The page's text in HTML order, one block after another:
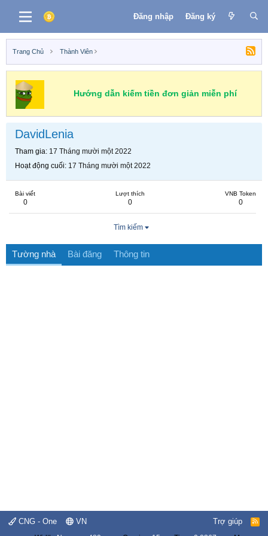
Đăng nhập Đăng ký
Trang Chủ Thành Viên
Hướng dẫn kiếm tiền đơn giản miễn phí
DavidLenia
Tham gia 17 Tháng mười một 2022
Hoạt động cuối 17 Tháng mười một 2022
Bài viết
0
Lượt thích
0
VNB Token
0
Tìm kiếm
Tường nhà Bài đăng Thông tin
CNG - One VN Trợ giúp
R